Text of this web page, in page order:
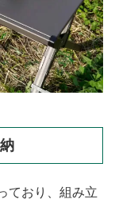
ており、組み立